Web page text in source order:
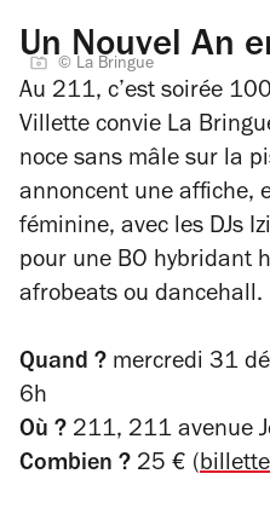
Un Nouvel An
© La Bringue
Au 211, c’est soirée
Villette convie La
noce sans mâle sur la
annoncent une affiche,
féminine, avec les DJs
pour une BO hybridant
afrobeats ou dancehall.
Quand ? mercredi 31
6h
Où ? 211, 211 avenue
Combien ? 25 € (